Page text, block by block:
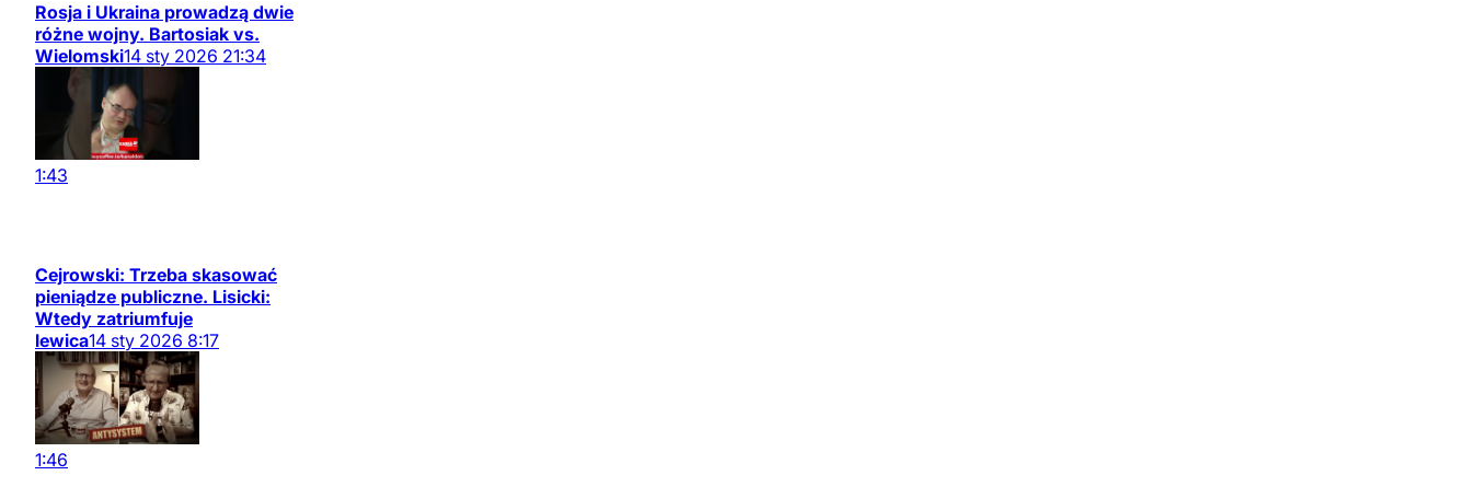
Rosja i Ukraina prowadzą dwie
różne wojny. Bartosiak vs.
Wielomski14 sty 2026 21:34
1:43
Cejrowski: Trzeba skasować
pieniądze publiczne. Lisicki:
Wtedy zatriumfuje
lewica14 sty 2026 8:17
1:46